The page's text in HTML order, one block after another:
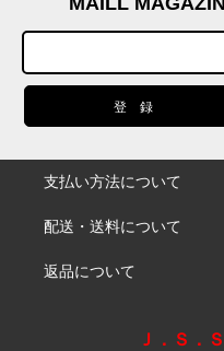
支払い方法について
配送・送料について
返品について
Ｊ．Ｓ．